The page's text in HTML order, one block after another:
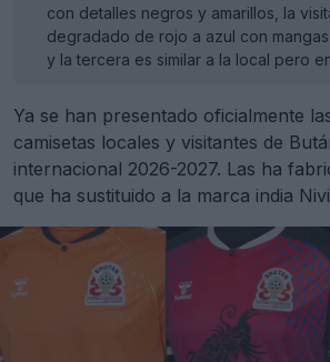
con detalles negros y amarillos, la
degradado de rojo a azul con mangas
y la tercera es similar a la local pero
Ya se han presentado oficialmente
camisetas locales y visitantes de
internacional 2026-2027. Las ha
que ha sustituido a la marca india